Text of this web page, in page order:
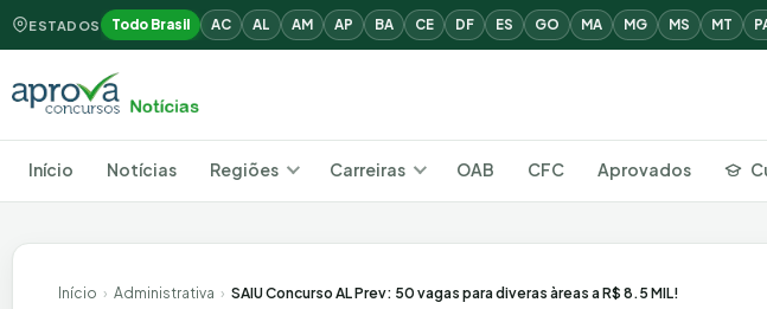
ESTADOS Todo Brasil AC AL AM AP BA CE DF ES GO MA MG MS MT
Início Notícias Regiões Carreiras OAB CFC Aprovados
Início › Administrativa › SAIU Concurso AL Prev: 50 vagas para diveras àreas a R$ 8.5 MIL!